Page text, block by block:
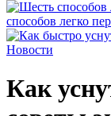
способов легко
Новости
Как